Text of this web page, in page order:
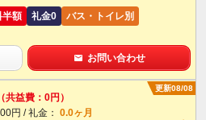
半額
礼金0 バス・トイレ別
お問い合わせ
更新08/08
（共益費：0円）
円 / 礼金： 0.0ヶ月